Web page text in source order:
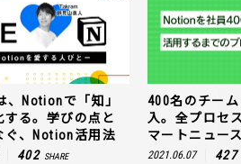
、Notionで「知」
する。学びの点と
ぐ、Notion活用法
402 SHARE
400名のチー
入。全プロセ
マートニュー
2021.06.07 427